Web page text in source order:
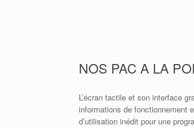
NOS PAC A LA
L’écran tactile et son interface
informations de fonctionnement
d’utilisation inédit pour une